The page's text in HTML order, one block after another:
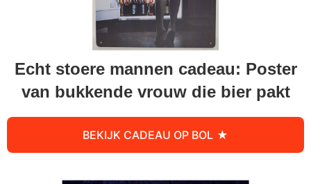
Echt stoere mannen cadeau: Poster
van bukkende vrouw die bier pakt
BEKIJK CADEAU OP BOL